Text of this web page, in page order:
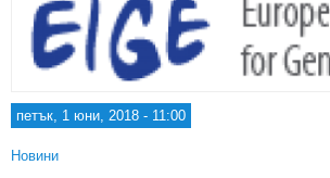
петък, 1 юни, 2018 - 11:00
Новини